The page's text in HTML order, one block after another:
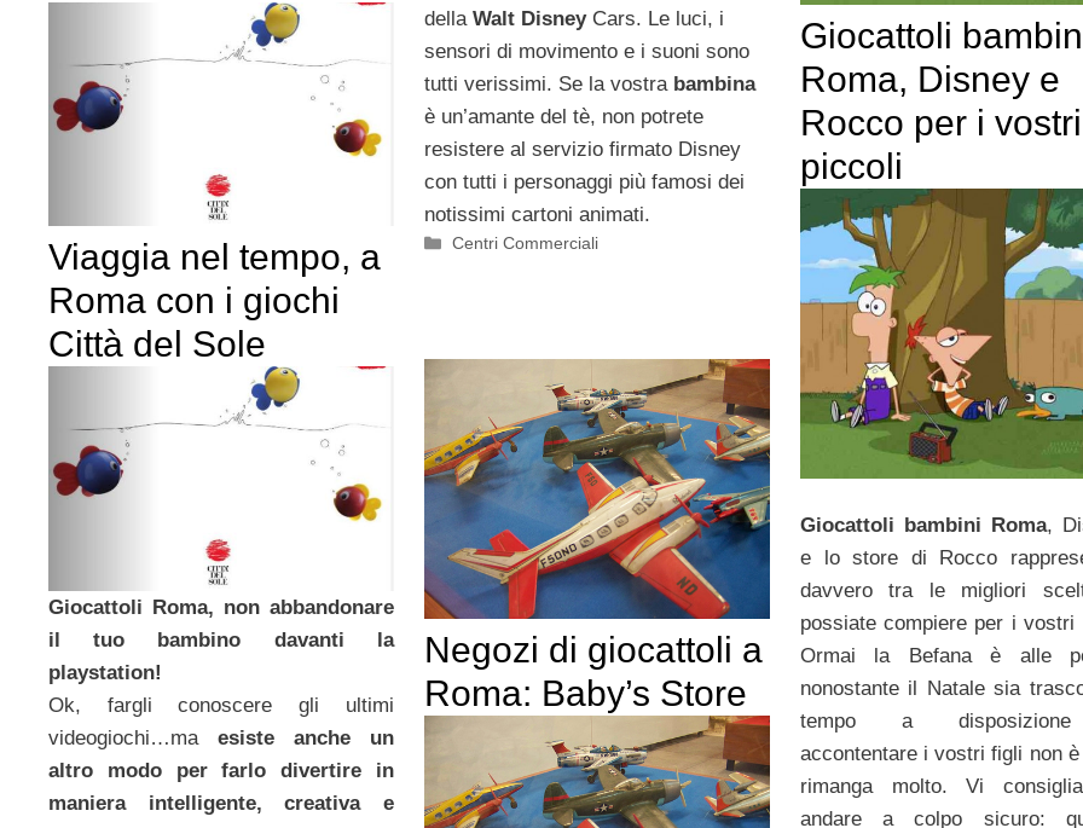
della Walt DisneyCars. Le luci, i
sensori di movimento e i suoni sono
tutti verissimi. Se la vostrabambina
è un’amante del tè, non potrete
resistere al servizio firmato Disney
con tutti i personaggi più famosi dei
notissimi cartoni animati.
Categorie
Centri Commerciali
Giocattoli
Roma, Disney e
Rocco per i vostri
piccoli
Giocattoli bambini Roma,
e lo store di Rocco
davvero tra le migliori
possiate compiere per i vostri
Ormai la Befana è alle
nonostante il Natale sia
tempo a
accontentare i vostri figli non
rimanga molto. Vi
andare a colpo sicuro:
Viaggia nel tempo, a
Roma con i giochi
Città del Sole
Giocattoli Roma, non abbandonare
il tuo bambino davanti la
playstation!
Ok, fargli conoscere gli ultimi
videogiochi…ma esiste anche un
altro modo per farlo divertire in
maniera intelligente, creativa e
Negozi di giocattoli a
Roma: Baby’s Store